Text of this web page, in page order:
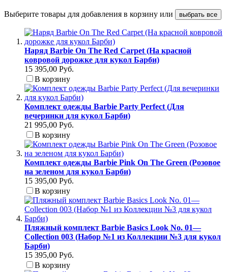
Выберите товары для добавления в корзину или выбрать все
Наряд Barbie On The Red Carpet (На красной
ковровой дорожке для кукол Барби)
15 395,00 Руб.
В корзину
Комплект одежды Barbie Party Perfect (Для
вечеринки для кукол Барби)
21 995,00 Руб.
В корзину
Комплект одежды Barbie Pink On The Green (Розовое
на зеленом для кукол Барби)
15 395,00 Руб.
В корзину
Пляжный комплект Barbie Basics Look No. 01—
Collection 003 (Набор №1 из Коллекции №3 для кукол
Барби)
15 395,00 Руб.
В корзину